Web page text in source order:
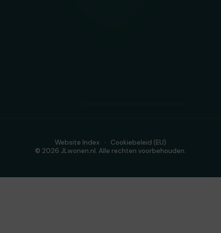
© 2026 JLwonen.nl. Alle rechten voorbehouden.
Website Index Cookiebeleid (EU)